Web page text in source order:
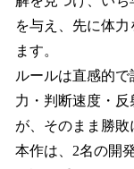
を与え、先に体
ます。
ルールは直感的
力・判断速度・
が、そのまま勝敗
本作は、2名の開